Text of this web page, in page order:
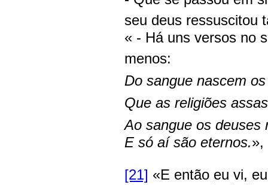
seu deus ressuscitou
« - Há uns versos no
menos:
Do sangue nascem
Que as religiões
Ao sangue os deuses
E só aí são eternos.»,
[21] «E então eu vi,